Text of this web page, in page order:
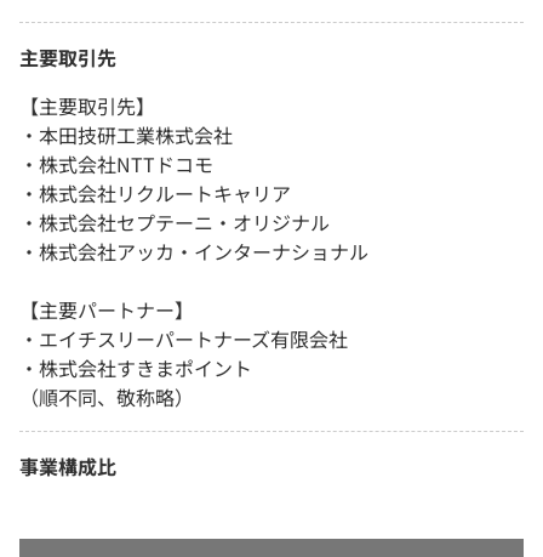
主要取引先
【主要取引先】
・本田技研工業株式会社
・株式会社NTTドコモ
・株式会社リクルートキャリア
・株式会社セプテーニ・オリジナル
・株式会社アッカ・インターナショナル
【主要パートナー】
・エイチスリーパートナーズ有限会社
・株式会社すきまポイント
（順不同、敬称略）
事業構成比